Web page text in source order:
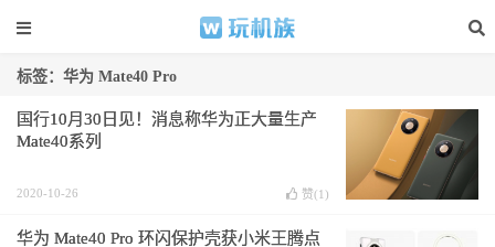
标签：华为 Mate40 Pro
国行10月30日见！消息称华为正大量生产
Mate40系列
2020-10-26 赞(1 )
华为 Mate40 Pro 环闪保护壳获小米王腾点